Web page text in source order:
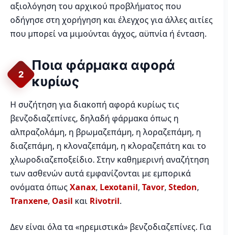
αξιολόγηση του αρχικού προβλήματος που
οδήγησε στη χορήγηση και έλεγχος για άλλες αιτίες
που μπορεί να μιμούνται άγχος, αϋπνία ή ένταση.
2
Ποια φάρμακα αφορά
κυρίως
Η συζήτηση για διακοπή αφορά κυρίως τις
βενζοδιαζεπίνες, δηλαδή φάρμακα όπως η
αλπραζολάμη, η βρωμαζεπάμη, η λοραζεπάμη, η
διαζεπάμη, η κλοναζεπάμη, η κλοραζεπάτη και το
χλωροδιαζεποξείδιο. Στην καθημερινή αναζήτηση
των ασθενών αυτά εμφανίζονται με εμπορικά
ονόματα όπωςXanax, Lexotanil, Tavor, Stedon,
Tranxene, Oasil και Rivotril.
Δεν είναι όλα τα «ηρεμιστικά» βενζοδιαζεπίνες. Για